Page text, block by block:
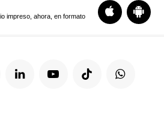
impreso, ahora, en formato